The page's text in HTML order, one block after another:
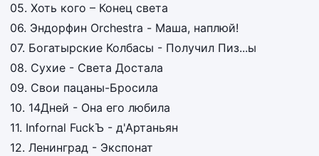
05. Хоть кого – Конец света
06. Эндорфин Orchestra - Маша, наплюй!
07. Богатырские Колбасы - Получил Пиз...ы
08. Сухие - Света Достала
09. Свои пацаны-Бросила
10. 14Дней - Она его любила
11. Infornal FuckЪ - д'Артаньян
12. Ленинград - Экспонат